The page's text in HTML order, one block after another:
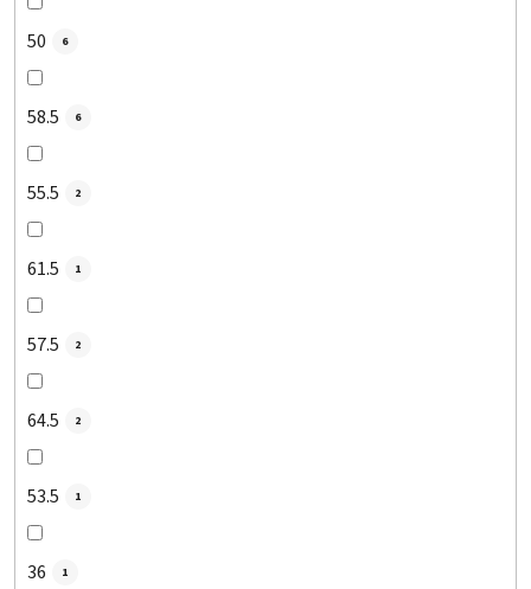
50 6
58.5 6
55.5 2
61.5 1
57.5 2
64.5 2
53.5 1
36 1